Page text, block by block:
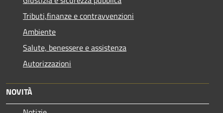
Tributi,finanze e contravvenzioni
Ambiente
Salute, benessere e assistenza
Autorizzazioni
NOVITÀ